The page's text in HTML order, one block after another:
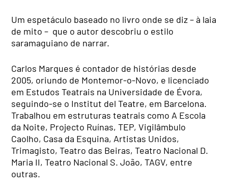
Um espetáculo baseado no livro onde se diz – à laia
de mito – que o autor descobriu o estilo
saramaguiano de narrar.
Carlos Marques é contador de histórias desde
2005, oriundo de Montemor-o-Novo, e licenciado
em Estudos Teatrais na Universidade de Évora,
seguindo-se o Institut del Teatre, em Barcelona.
Trabalhou em estruturas teatrais como A Escola
da Noite, Projecto Ruínas, TEP, Vigilâmbulo
Caolho, Casa da Esquina, Artistas Unidos,
Trimagisto, Teatro das Beiras, Teatro Nacional D.
Maria II, Teatro Nacional S. João, TAGV, entre
outras.